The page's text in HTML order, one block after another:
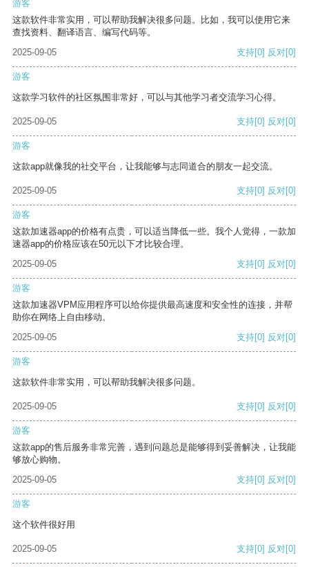
游客
这款软件非常实用，可以帮助我解决很多问题。比如，我可以使用它来
查找资料、翻译语言、编写代码等。
2025-09-05
支持[0] 反对[0]
游客
这款学习软件的社区氛围非常好，可以与其他学习者交流学习心得。
2025-09-05 支持[0] 反对[0]
游客
这款app就像我的社交平台，让我能够与志同道合的朋友一起交流。
2025-09-05 支持[0] 反对[0]
游客
这款加速器app的价格有点贵，可以适当降低一些。我个人觉得，一款加
速器app的价格应该在50元以下才比较合理。
2025-09-05
支持[0] 反对[0]
游客
这款加速器VPM应用程序可以给你提供最高速度和安全性的连接，并帮
助你在网络上自由移动。
2025-09-05
支持[0] 反对[0]
游客
这款软件非常实用，可以帮助我解决很多问题。
2025-09-05 支持[0] 反对[0]
游客
这款app的售后服务非常完善，遇到问题总是能够得到妥善解决，让我能
够放心购物。
2025-09-05
支持[0] 反对[0]
游客
这个软件很好用
2025-09-05 支持[0] 反对[0]